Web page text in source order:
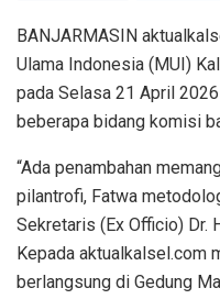
BANJARMASIN
Ulama Indonesia (MUI)
pada Selasa 21 April
beberapa bidang komisi
“Ada penambahan
pilantrofi, Fatwa
Sekretaris (Ex Officio) Dr.
Kepada aktualkalsel.com
berlangsung di Gedung